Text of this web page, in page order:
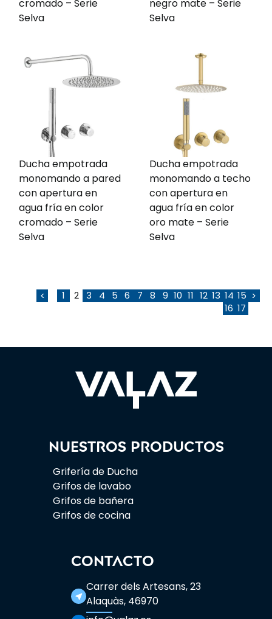
cromado – Serie
Selva
negro mate – Serie
Selva
Ducha empotrada
monomando a pared
con apertura en
agua fría en color
cromado – Serie
Selva
Ducha empotrada
monomando a techo
con apertura en
agua fría en color
oro mate – Serie
Selva
< 1 2 3 4 5 6 7 8 9 10 11 12 13 14 15
16 17
>
Nuestros productos
Grifería de Ducha
Grifos de lavabo
Grifos de bañera
Grifos de cocina
CONTACTO
near_me
Carrer dels Artesans, 23
Alaquàs, 46970